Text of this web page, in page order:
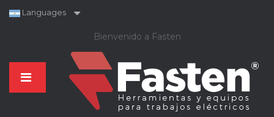
Languages
Bienvenido a Fasten